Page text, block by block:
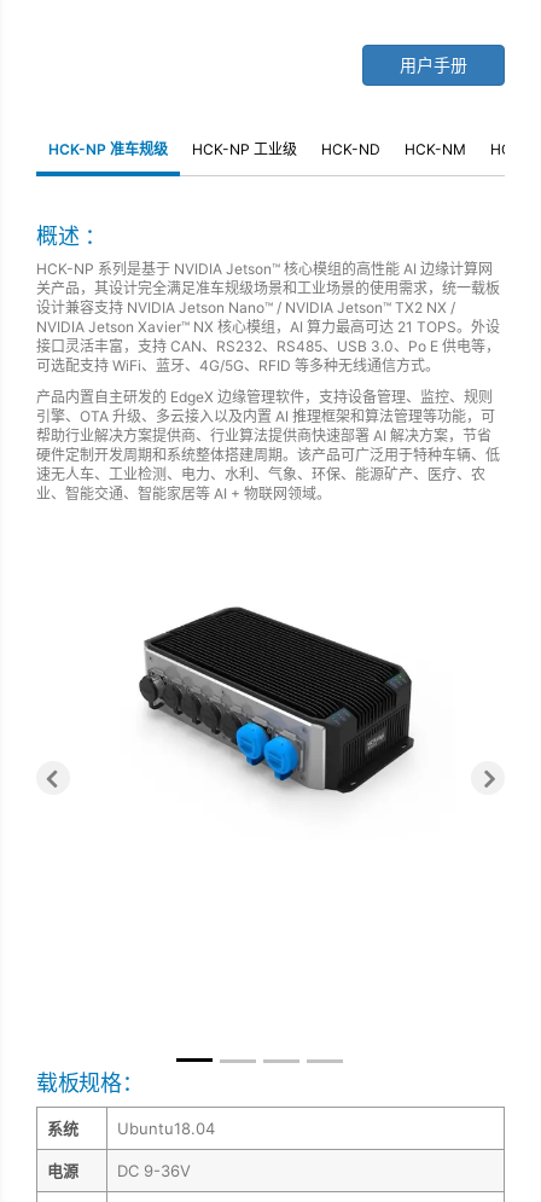
用户手册
HCK-NP 准车规级 HCK-NP 工业级 HCK-ND HCK-NM HCK-
概述 ：
HCK-NP 系列是基于 NVIDIA Jetson™ 核心模组的高性能 AI 边缘计算网
关产品，其设计完全满足准车规级场景和工业场景的使用需求，统一载板
设计兼容支持 NVIDIA Jetson Nano™ / NVIDIA Jetson™ TX2 NX /
NVIDIA Jetson Xavier™ NX 核心模组，AI 算力最高可达 21 TOPS。外设
接口灵活丰富，支持 CAN、RS232、RS485、USB 3.0、Po E 供电等，
可选配支持 WiFi、蓝牙、4G/5G、RFID 等多种无线通信方式。
产品内置自主研发的 EdgeX 边缘管理软件，支持设备管理、监控、规则
引擎、OTA 升级、多云接入以及内置 AI 推理框架和算法管理等功能，可
帮助行业解决方案提供商、行业算法提供商快速部署 AI 解决方案，节省
硬件定制开发周期和系统整体搭建周期。该产品可广泛用于特种车辆、低
速无人车、工业检测、电力、水利、气象、环保、能源矿产、医疗、农
业、智能交通、智能家居等 AI + 物联网领域。
Previous Next
载板规格：
系统 Ubuntu18.04
电源 DC 9-36V